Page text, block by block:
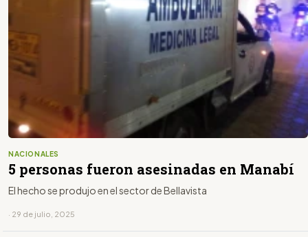
NACIONALES
5 personas fueron asesinadas en Manabí
El hecho se produjo en el sector de Bellavista
· 29 de julio, 2025